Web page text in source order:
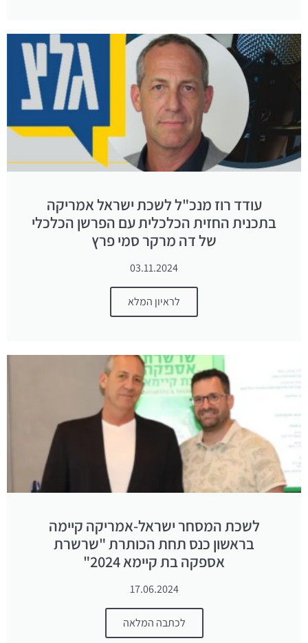
עודד רוז מנכ"ל לשכת ישראל אמריקה
בתכנית החזית הכלכלית עם הפרשן הכלכלי
של דה מרקר סמי פרץ
03.11.2024
לראיון המלא
לשכת המסחר ישראל-אמריקה קיימה
בראשון כנס תחת הכותרת "שרשרת
אספקה בת קיימא 2024"
17.06.2024
לכתבה המלאה